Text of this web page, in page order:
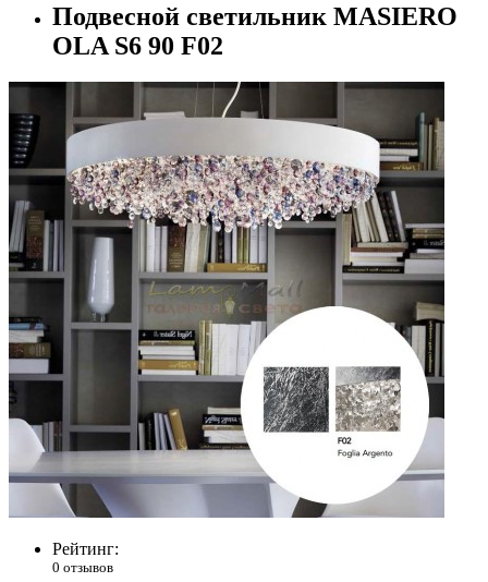
Подвесной светильник MASIERO
OLA S6 90 F02
Рейтинг:
0 отзывов